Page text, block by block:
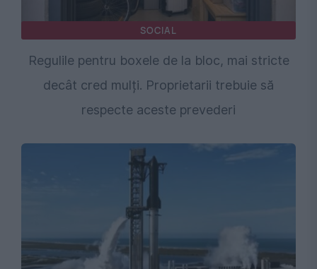
SOCIAL
Regulile pentru boxele de la bloc, mai stricte
decât cred mulți. Proprietarii trebuie să
respecte aceste prevederi